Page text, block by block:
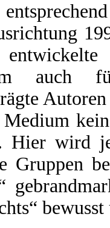
auch
Medium
Hier wird
Gruppen